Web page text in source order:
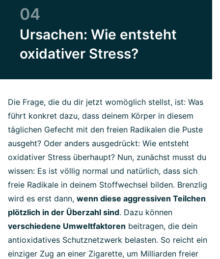
04
Ursachen: Wie entsteht
oxidativer Stress?
Die Frage, die du dir jetzt womöglich stellst, ist: Was
führt konkret dazu, dass deinem Körper in diesem
täglichen Gefecht mit den freien Radikalen die Puste
ausgeht? Oder anders ausgedrückt: Wie entsteht
oxidativer Stress überhaupt? Nun, zunächst musst du
wissen: Es ist völlig normal und natürlich, dass sich
freie Radikale in deinem Stoffwechsel bilden. Brenzlig
wird es erst dann, wenn diese aggressiven Teilchen
plötzlich in der Überzahl sind. Dazu können
verschiedene Umweltfaktoren beitragen, die dein
antioxidatives Schutznetzwerk belasten. So reicht ein
einziger Zug an einer Zigarette, um Milliarden freier